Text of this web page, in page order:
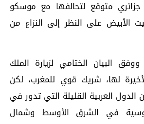
جزائري متوقع لتحالفها مع موسكو
الأبيض على النظر إلى النزاع من
البيان الختامي لزيارة الملك
لها، شريك قوي للمغرب، لكن
الدول العربية القليلة التي تدور في
في الشرق الأوسط وشمال